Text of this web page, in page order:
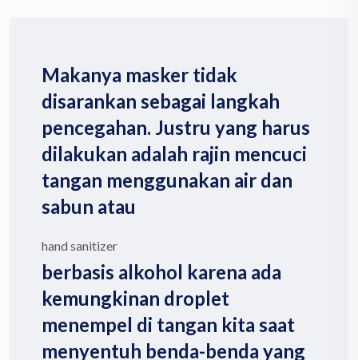
Makanya masker tidak
disarankan sebagai langkah
pencegahan. Justru yang harus
dilakukan adalah rajin mencuci
tangan menggunakan air dan
sabun atau
hand sanitizer
berbasis alkohol karena ada
kemungkinan droplet
menempel di tangan kita saat
menyentuh benda-benda yang